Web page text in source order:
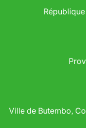
Ville de Butembo,